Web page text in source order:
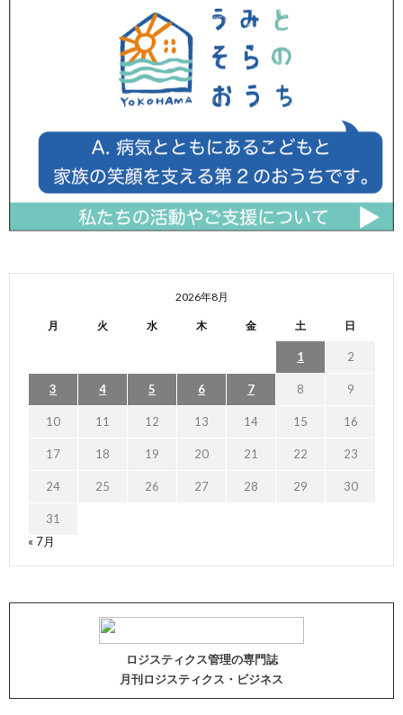
2026年8月
月 火 水 木 金 土 日
1 2
3 4 5 6 7 8 9
10 11 12 13 14 15 16
17 18 19 20 21 22 23
24 25 26 27 28 29 30
31
« 7月
ロジスティクス管理の専門誌
月刊ロジスティクス・ビジネス